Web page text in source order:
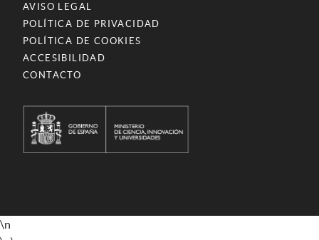
AVISO LEGAL
POLÍTICA DE PRIVACIDAD
POLÍTICA DE COOKIES
ACCESIBILIDAD
CONTACTO
\n